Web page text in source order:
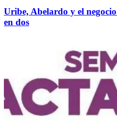
Uribe, Abelardo y el
en dos